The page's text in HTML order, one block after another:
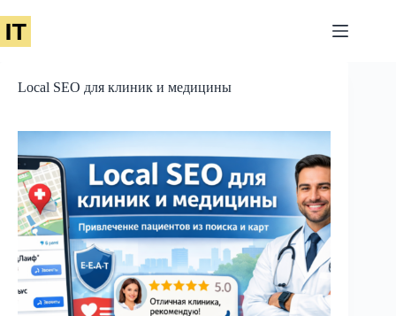
сути
Local SEO для клиник и медицины